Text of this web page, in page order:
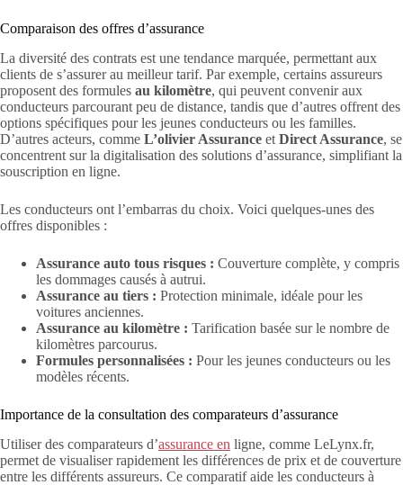
Comparaison des offres d’assurance
La diversité des contrats est une tendance marquée, permettant aux
clients de s’assurer au meilleur tarif. Par exemple, certains assureurs
proposent des formules au kilomètre, qui peuvent convenir aux
conducteurs parcourant peu de distance, tandis que d’autres offrent des
options spécifiques pour les jeunes conducteurs ou les familles.
D’autres acteurs, comme L’olivier Assurance et Direct Assurance, se
concentrent sur la digitalisation des solutions d’assurance, simplifiant la
souscription en ligne.
Les conducteurs ont l’embarras du choix. Voici quelques-unes des
offres disponibles :
Assurance auto tous risques : Couverture complète, y compris
les dommages causés à autrui.
Assurance au tiers : Protection minimale, idéale pour les
voitures anciennes.
Assurance au kilomètre : Tarification basée sur le nombre de
kilomètres parcourus.
Formules personnalisées : Pour les jeunes conducteurs ou les
modèles récents.
Importance de la consultation des comparateurs d’assurance
Utiliser des comparateurs d’assurance en ligne, comme LeLynx.fr,
permet de visualiser rapidement les différences de prix et de couverture
entre les différents assureurs. Ce comparatif aide les conducteurs à